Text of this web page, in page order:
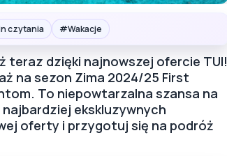
czytania #Wakacje
teraz dzięki najnowszej ofercie TUI!
na sezon Zima 2024/25 First
To niepowtarzalna szansa na
ekskluzywnych
oferty i przygotuj się na podróż